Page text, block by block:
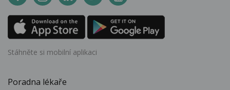
Stáhněte si mobilní aplikaci
Poradna lékaře